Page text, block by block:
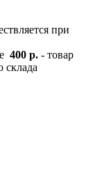
при
400 р. - товар
склада